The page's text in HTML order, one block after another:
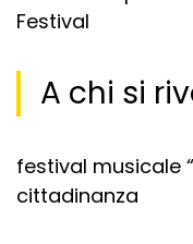
Festival
A chi si
festival musicale
cittadinanza